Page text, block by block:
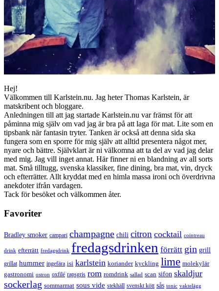
Hej!
Välkommen till Karlstein.nu. Jag heter Thomas Karlstein, är
matskribent och bloggare.
Anledningen till att jag startade Karlstein.nu var främst för att
påminna mig själv om vad jag är bra på att laga för mat. Lite som en
tipsbank när fantasin tryter. Tanken är också att denna sida ska
fungera som en sporre för mig själv att alltid presentera något mer,
nyare och bättre. Självklart är ni välkomna att ta del av vad jag delar
med mig. Jag vill inget annat. Här finner ni en blandning av all sorts
mat. Små tilltugg, svenska klassiker, fine dining, bra mat, vin, dryck
och efterrätter. Allt kryddat med en himla massa ironi och överdrivna
anekdoter ifrån vardagen.
Tack för besöket och välkommen åter.
Favoriter
Bradley smoker campari champagne chili citron cocktail cointreau
drink efterrätt fredagsdrink fredagsdrinken förrätt gin grill
grillat hummer ingefära isi karlstein koriander kyckling lime molekylär
gastronomi ostron oxfilé rapsgris rom romdrink sallad scan sifon skaldjur
sockerlag sommarmat sous vide stekhäll svenskt kött sås tonic vaktelägg